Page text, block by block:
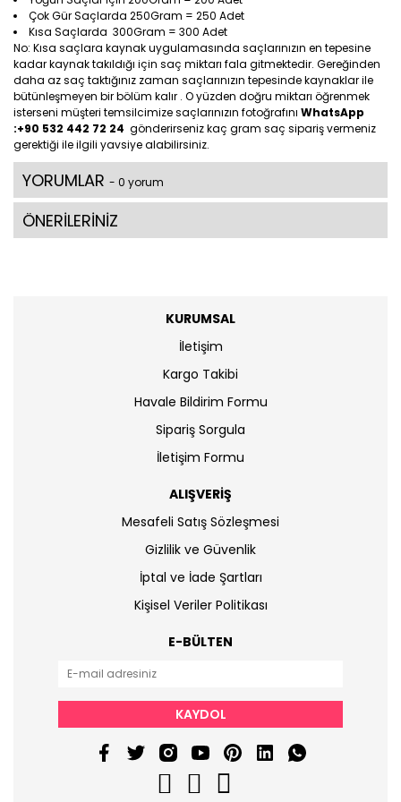
Çok Gür Saçlarda 250Gram = 250 Adet
Kısa Saçlarda 300Gram = 300 Adet
No: Kısa saçlara kaynak uygulamasında saçlarınızın en tepesine
kadar kaynak takıldığı için saç miktarı fala gitmektedir. Gereğinden
daha az saç taktığınız zaman saçlarınızın tepesinde kaynaklar ile
bütünleşmeyen bir bölüm kalır . O yüzden doğru miktarı öğrenmek
isterseni müşteri temsilcimize saçlarınızın fotoğrafını WhatsApp
:+90 532 442 72 24 gönderirseniz kaç gram saç sipariş vermeniz
gerektiği ile ilgili yavsiye alabilirsiniz.
YORUMLAR - 0 yorum
ÖNERİLERİNİZ
KURUMSAL
İletişim
Kargo Takibi
Havale Bildirim Formu
Sipariş Sorgula
İletişim Formu
ALIŞVERİŞ
Mesafeli Satış Sözleşmesi
Gizlilik ve Güvenlik
İptal ve İade Şartları
Kişisel Veriler Politikası
E-BÜLTEN
KAYDOL